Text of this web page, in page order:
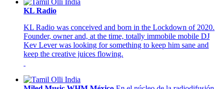
KL Radio
KL Radio was conceived and born in the Lockdown of 2020.
Founder, owner and, at the time, totally immobile mobile DJ
Kev Lever was looking for something to keep him sane and
keep the creative juices flowing.